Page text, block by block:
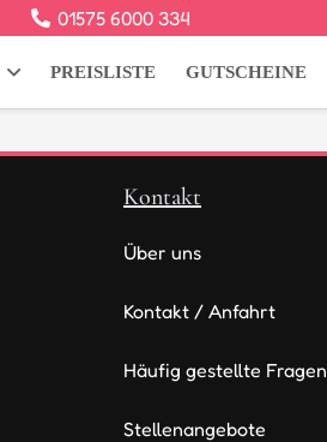
01575 6000 334
PREISLISTE GUTSCHEINE
Kontakt
Über uns
Kontakt / Anfahrt
Häufig gestellte Fragen
Stellenangebote